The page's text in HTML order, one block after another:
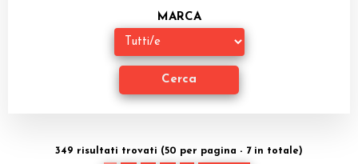
Giochi di Carte Collezionabili
Accessori
MARCA
349 risultati trovati (50 per pagina - 7 in totale)